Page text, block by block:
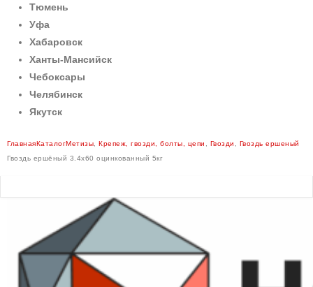
Тюмень
Уфа
Хабаровск
Ханты-Мансийск
Чебоксары
Челябинск
Якутск
ГлавнаяКаталогМетизы ,Крепеж, гвозди, болты, цепи Гвозди
Гвоздь ершеный
Гвоздь ершёный 3.4х60 оцинкованный 5кг